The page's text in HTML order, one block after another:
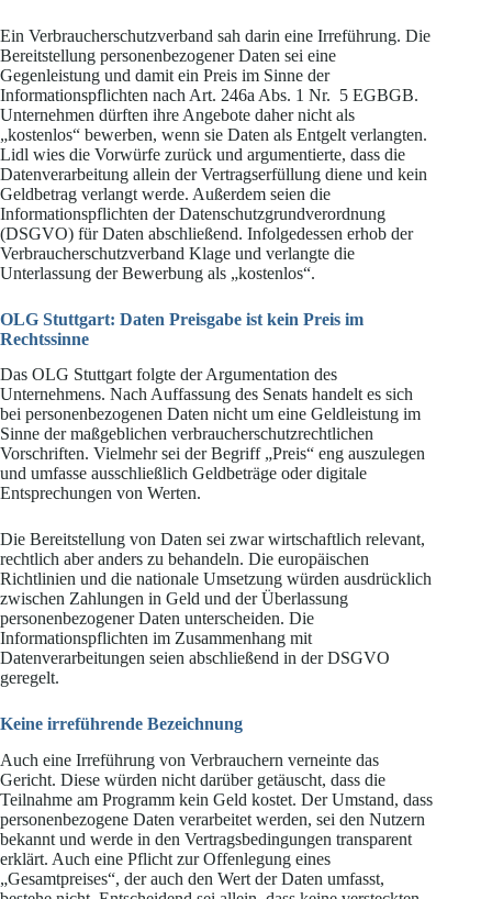
Ein Verbraucherschutzverband sah darin eine Irreführung. Die
Bereitstellung personenbezogener Daten sei eine
Gegenleistung und damit ein Preis im Sinne der
Informationspflichten nach Art. 246a Abs. 1 Nr. 5 EGBGB.
Unternehmen dürften ihre Angebote daher nicht als
„kostenlos“ bewerben, wenn sie Daten als Entgelt verlangten.
Lidl wies die Vorwürfe zurück und argumentierte, dass die
Datenverarbeitung allein der Vertragserfüllung diene und kein
Geldbetrag verlangt werde. Außerdem seien die
Informationspflichten der Datenschutzgrundverordnung
(DSGVO) für Daten abschließend. Infolgedessen erhob der
Verbraucherschutzverband Klage und verlangte die
Unterlassung der Bewerbung als „kostenlos“.
OLG Stuttgart: Daten Preisgabe ist kein Preis im
Rechtssinne
Das OLG Stuttgart folgte der Argumentation des
Unternehmens. Nach Auffassung des Senats handelt es sich
bei personenbezogenen Daten nicht um eine Geldleistung im
Sinne der maßgeblichen verbraucherschutzrechtlichen
Vorschriften. Vielmehr sei der Begriff „Preis“ eng auszulegen
und umfasse ausschließlich Geldbeträge oder digitale
Entsprechungen von Werten.
Die Bereitstellung von Daten sei zwar wirtschaftlich relevant,
rechtlich aber anders zu behandeln. Die europäischen
Richtlinien und die nationale Umsetzung würden ausdrücklich
zwischen Zahlungen in Geld und der Überlassung
personenbezogener Daten unterscheiden. Die
Informationspflichten im Zusammenhang mit
Datenverarbeitungen seien abschließend in der DSGVO
geregelt.
Keine irreführende Bezeichnung
Auch eine Irreführung von Verbrauchern verneinte das
Gericht. Diese würden nicht darüber getäuscht, dass die
Teilnahme am Programm kein Geld kostet. Der Umstand, dass
personenbezogene Daten verarbeitet werden, sei den Nutzern
bekannt und werde in den Vertragsbedingungen transparent
erklärt. Auch eine Pflicht zur Offenlegung eines
„Gesamtpreises“, der auch den Wert der Daten umfasst,